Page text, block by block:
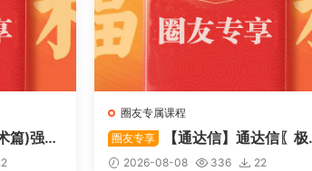
篇)强势
与工
圈友专属课程
圈友专享
【通达信】通达信〖极
致主力〗主副图/选股 放量不算突
2026-08-08 336 22